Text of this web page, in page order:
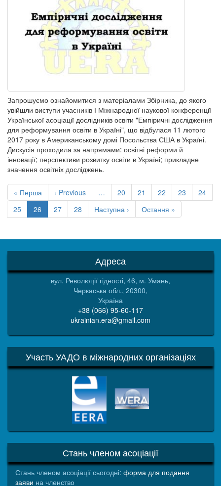
Запрошуємо ознайомитися з матеріалами Збірника, до якого
увійшли виступи учасників І Міжнародної наукової конференції
Української асоціації дослідників освіти "Емпіричні дослідження
для реформування освіти в Україні", що відбулася 11 лютого
2017 року в Американському домі Посольства США в Україні.
Дискусія проходила за напрямами: освітні реформи й
інновації; перспективи розвитку освіти в Україні; прикладне
значення освітніх досліджень.
Розбивка
на
сторінки
Перша
сторінка
« Перша
Попередня
сторінка
‹ Previous … Сторінка
20 Сторінка
21 Сторінка
22 Сторінка
23
24
Сторінка
25
Поточна
сторінка
26 Сторінка
27 Сторінка
28
Наступна
сторінка
Наступна ›
Остання
сторінка
Остання »
Адреса
вул. Революції гідності, 46, м. Умань,
Черкаська обл., 20300,
Україна
+38 (066) 95-60-117
ukrainian.era@gmail.com
Участь УАДО в міжнародних організаціях
Стань членом асоціації
Стань членом асоціації сьогодні: форма для подання
заяви на членство